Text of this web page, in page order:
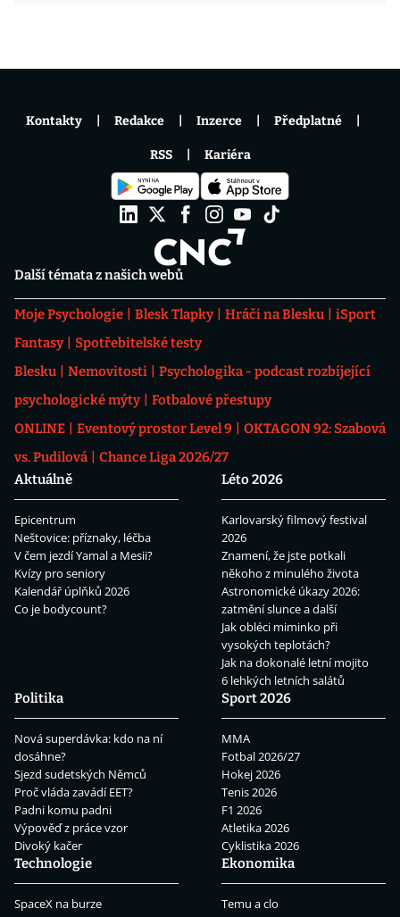
Další témata z našich webů
Moje Psychologie Blesk Tlapky Hráči na Blesku
iSport
Fantasy
Spotřebitelské testy
Blesku
Nemovitosti
Psychologika - podcast rozbíjející
psychologické mýty
Fotbalové přestupy
ONLINE
Eventový prostor Level 9
OKTAGON 92: Szabová
vs. Pudilová
Chance Liga 2026/27
Aktuálně
Epicentrum
Neštovice: příznaky, léčba
V čem jezdí Yamal a Mesii?
Kvízy pro seniory
Kalendář úplňků 2026
Co je bodycount?
Léto 2026
Karlovarský filmový festival
2026
Znamení, že jste potkali
někoho z minulého života
Astronomické úkazy 2026:
zatmění slunce a další
Jak obléci miminko při
vysokých teplotách?
Jak na dokonalé letní mojito
6 lehkých letních salátů
Politika
Nová superdávka: kdo na ní
dosáhne?
Sjezd sudetských Němců
Proč vláda zavádí EET?
Padni komu padni
Výpověď z práce vzor
Divoký kačer
Sport 2026
MMA
Fotbal 2026/27
Hokej 2026
Tenis 2026
F1 2026
Atletika 2026
Cyklistika 2026
Technologie
SpaceX na burze
Ekonomika
Temu a clo
Kontakty Redakce Inzerce Předplatné
RSS Kariéra